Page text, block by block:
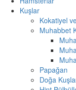
Kuşlar
Kokatiyel
Muhabbet
Papağan
Doğa